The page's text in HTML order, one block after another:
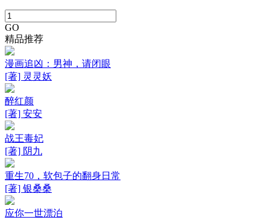
GO
精品推荐
漫画追凶：男神，请闭眼
[著] 灵灵妖
醉红颜
[著] 安安
战王毒妃
[著] 阴九
重生70，软包子的翻身日常
[著] 银桑桑
应你一世漂泊